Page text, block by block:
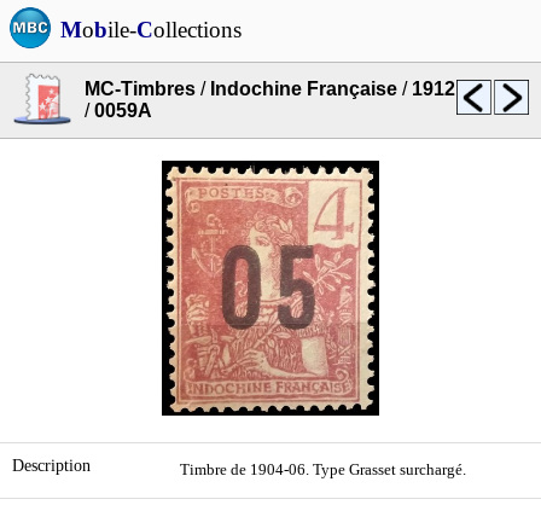
Mobile-Collections
MC-Timbres / Indochine Française / 1912
/0059A
Description Timbre de 1904-06. Type Grasset surchargé.